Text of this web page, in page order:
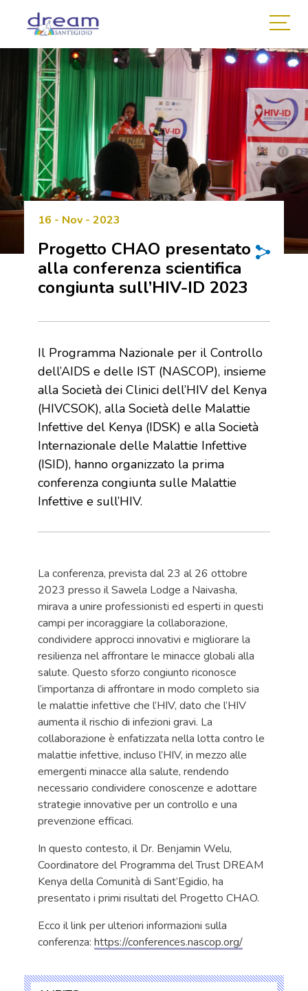
16 - Nov - 2023
Progetto CHAO presentato
alla conferenza scientifica
congiunta sull’HIV-ID 2023
Il Programma Nazionale per il Controllo
dell’AIDS e delle IST (NASCOP), insieme
alla Società dei Clinici dell’HIV del Kenya
(HIVCSOK), alla Società delle Malattie
Infettive del Kenya (IDSK) e alla Società
Internazionale delle Malattie Infettive
(ISID), hanno organizzato la prima
conferenza congiunta sulle Malattie
Infettive e sull’HIV.
La conferenza, prevista dal 23 al 26 ottobre
2023 presso il Sawela Lodge a Naivasha,
mirava a unire professionisti ed esperti in questi
campi per incoraggiare la collaborazione,
condividere approcci innovativi e migliorare la
resilienza nel affrontare le minacce globali alla
salute. Questo sforzo congiunto riconosce
l’importanza di affrontare in modo completo sia
le malattie infettive che l’HIV, dato che l’HIV
aumenta il rischio di infezioni gravi. La
collaborazione è enfatizzata nella lotta contro le
malattie infettive, incluso l’HIV, in mezzo alle
emergenti minacce alla salute, rendendo
necessario condividere conoscenze e adottare
strategie innovative per un controllo e una
prevenzione efficaci.
In questo contesto, il Dr. Benjamin Welu,
Coordinatore del Programma del Trust DREAM
Kenya della Comunità di Sant’Egidio, ha
presentato i primi risultati del Progetto CHAO.
Ecco il link per ulteriori informazioni sulla
conferenza: https://conferences.nascop.org/